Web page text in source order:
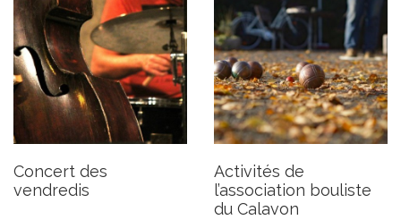
Concert des
vendredis
Activités de
l’association bouliste
du Calavon
Fête des Terrasses 2021
Publié le mardi 29 juin 2021
Ferréofolies 2021
Publié le mardi 29 juin 2021